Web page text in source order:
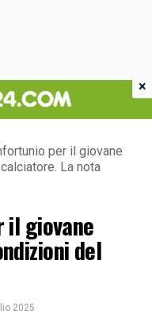
per il giovane
La nota
il giovane
del
2025
×